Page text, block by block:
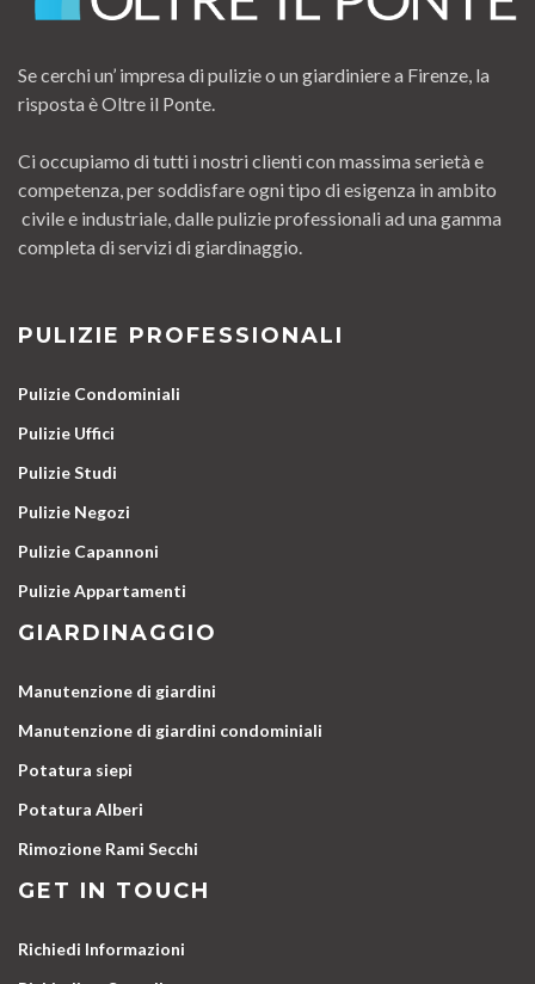
Se cerchi un’ impresa di pulizie o un giardiniere a Firenze, la
risposta è Oltre il Ponte.
Ci occupiamo di tutti i nostri clienti con massima serietà e
competenza, per soddisfare ogni tipo di esigenza in ambito
civile e industriale, dalle pulizie professionali ad una gamma
completa di servizi di giardinaggio.
PULIZIE PROFESSIONALI
Pulizie Condominiali
Pulizie Uffici
Pulizie Studi
Pulizie Negozi
Pulizie Capannoni
Pulizie Appartamenti
GIARDINAGGIO
Manutenzione di giardini
Manutenzione di giardini condominiali
Potatura siepi
Potatura Alberi
Rimozione Rami Secchi
GET IN TOUCH
Richiedi Informazioni